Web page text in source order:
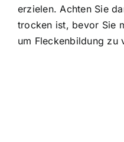
erzielen. Achten Sie
trocken ist, bevor Sie
um Fleckenbildung zu